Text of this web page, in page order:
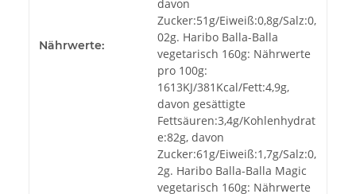
Nährwerte:
davon
Zucker:51g/Eiweiß:0,8g/Salz:0,
02g. Haribo Balla-Balla
vegetarisch 160g: Nährwerte
pro 100g:
1613KJ/381Kcal/Fett:4,9g,
davon gesättigte
Fettsäuren:3,4g/Kohlenhydrat
e:82g, davon
Zucker:61g/Eiweiß:1,7g/Salz:0,
2g. Haribo Balla-Balla Magic
vegetarisch 160g: Nährwerte